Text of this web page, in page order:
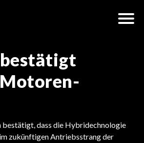
bestätigt, dass die Hybridechnologie
zukünftigen Antriebsstrang der